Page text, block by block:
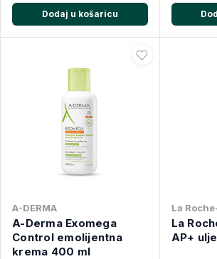
Dodaj u košaricu
A-DERMA
A-Derma Exomega
Control emolijentna
krema 400 ml
La
La
AP+ ulje